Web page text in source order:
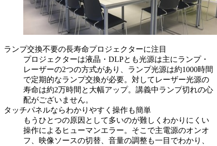
ランプ交換不要の長寿命プロジェクターに注目
プロジェクターは液晶・DLPとも光源は主にランプ・
レーザーの2つの方式があり、ランプ光源は約1000時間
で定期的なランプ交換が必要。対してレーザー光源の
寿命は約2万時間と大幅アップ。講義中ランプ切れの心
配がございません。
タッチパネルならわかりやすく操作も簡単
もうひとつの原因として多いのが難しくわかりにくい
操作によるヒューマンエラー。そこで主電源のオンオ
フ、映像ソースの切替、音量の調整も一目でわかり、